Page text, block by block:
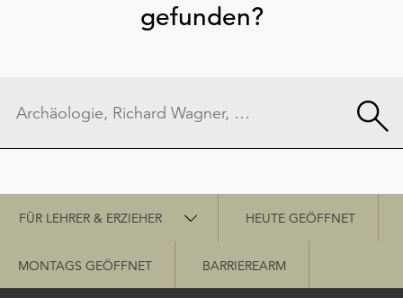
gefunden?
Schnellzugriff
FÜR LEHRER & ERZIEHER HEUTE GEÖFFNET
MONTAGS GEÖFFNET BARRIEREARM